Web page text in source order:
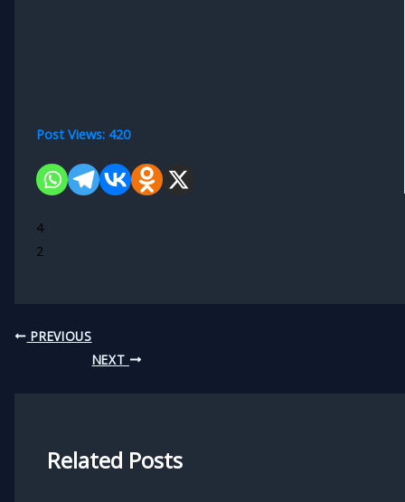
Post Views: 420
4
2
PREVIOUS
NEXT
Related Posts